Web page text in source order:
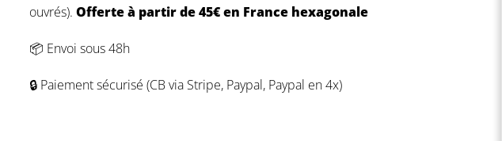
ouvrés).Offerte à partir de 45€ en France hexagonale
📦 Envoi sous 48h
🔒 Paiement sécurisé (CB via Stripe, Paypal, Paypal en 4x)